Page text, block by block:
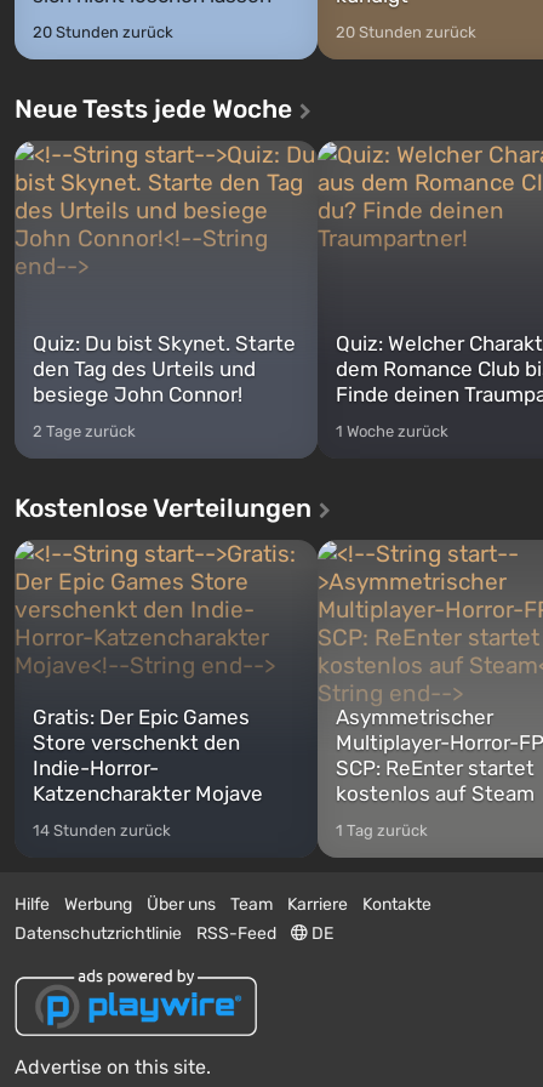
20 Stunden zurück 20 Stunden zurück
Neue Tests jede Woche
Quiz: Du bist Skynet. Starte
den Tag des Urteils und
besiege John Connor!
2 Tage zurück
Quiz: Welcher
dem Romance Club
Finde deinen
1 Woche zurück
Kostenlose Verteilungen
Gratis: Der Epic Games
Store verschenkt den
Indie-Horror-
Katzencharakter Mojave
14 Stunden zurück
Asymmetrischer
Multiplayer-Horror-
SCP: ReEnter startet
kostenlos auf Steam
1 Tag zurück
Hilfe Werbung Über uns Team Karriere
Kontakte
Datenschutzrichtlinie
RSS-Feed DE
Advertise on this site.